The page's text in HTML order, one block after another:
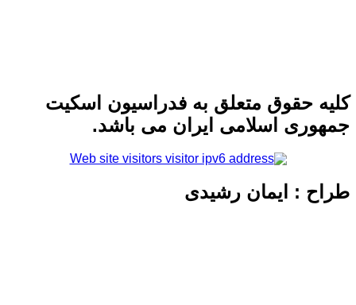
حقوق متعلق به فدراسیون اسکیت
اسلامی ایران می باشد.
: ایمان رشیدی